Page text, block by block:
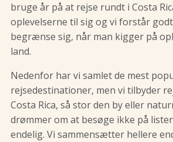
bruge år på at rejse rundt i Costa
oplevelserne til sig og vi forstår
begrænse sig, når man kigger på
land.
Nedenfor har vi samlet de mest
rejsedestinationer, men vi tilbyder
Costa Rica, så stor den by eller
drømmer om at besøge ikke på
endelig. Vi sammensætter hellere